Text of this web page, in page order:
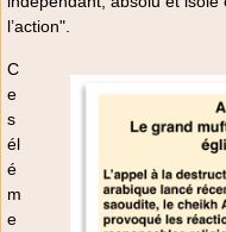
l’action".
C
e
s
él
é
m
e